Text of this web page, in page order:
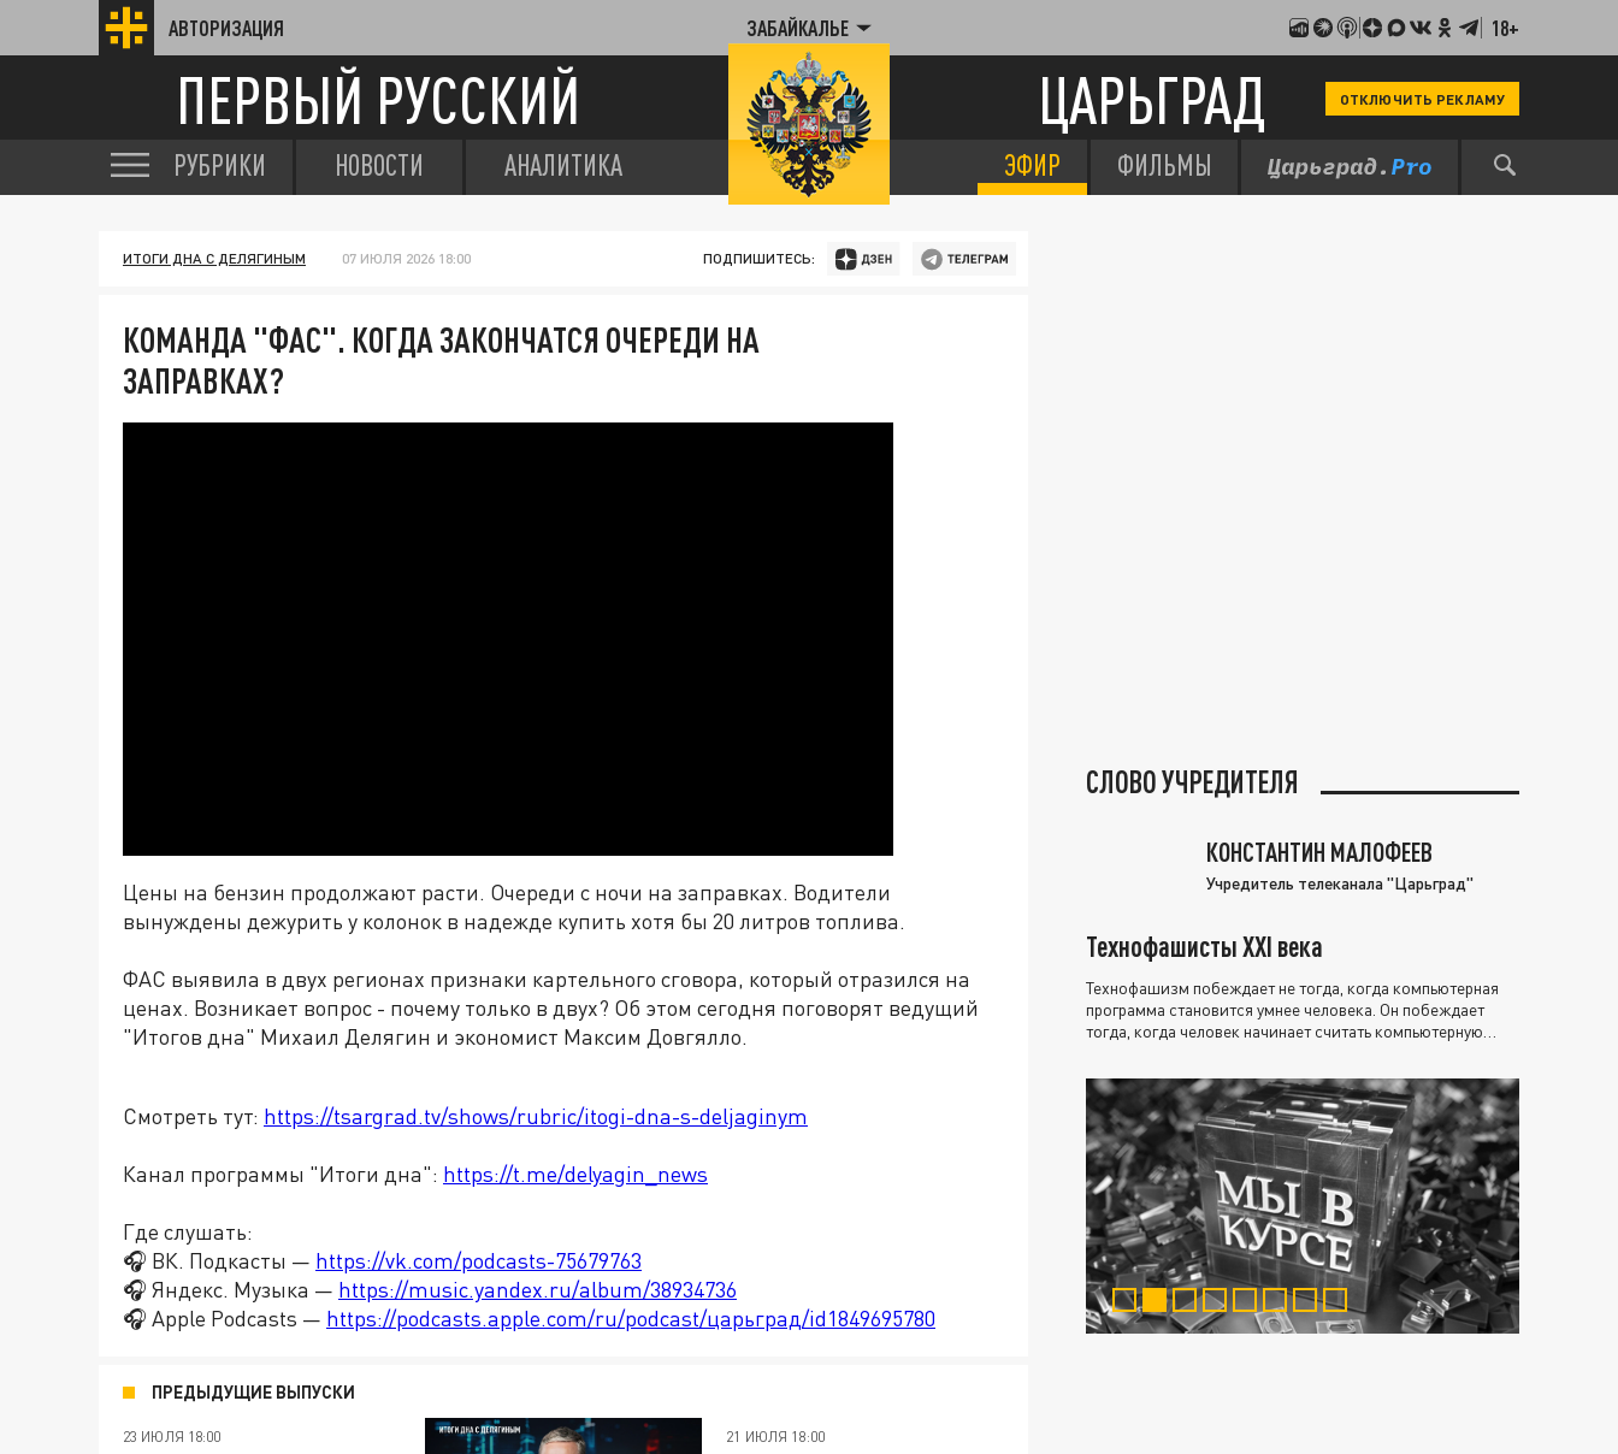
АВТОРИЗАЦИЯ ЗАБАЙКАЛЬЕ 18+
ПЕРВЫЙ РУССКИЙ ЦАРЬГРАД ОТКЛЮЧИТЬ РЕКЛАМУ
РУБРИКИ НОВОСТИ АНАЛИТИКА ЭФИР ФИЛЬМЫ
ИТОГИ ДНА С ДЕЛЯГИНЫМ 07 ИЮЛЯ 2026 18:00 ПОДПИШИТЕСЬ:
КОМАНДА "ФАС". КОГДА ЗАКОНЧАТСЯ ОЧЕРЕДИ НА
ЗАПРАВКАХ?
Цены на бензин продолжают расти. Очереди с ночи на заправках. Водители
вынуждены дежурить у колонок в надежде купить хотя бы 20 литров топлива.
ФАС выявила в двух регионах признаки картельного сговора, который отразился на
ценах. Возникает вопрос - почему только в двух? Об этом сегодня поговорят ведущий
"Итогов дна" Михаил Делягин и экономист Максим Довгялло.
Смотреть тут: https://tsargrad.tv/shows/rubric/itogi-dna-s-deljaginym
Канал программы "Итоги дна": https://t.me/delyagin_news
Где слушать:
🎧 ВК. Подкасты — https://vk.com/podcasts-75679763
🎧 Яндекс. Музыка — https://music.yandex.ru/album/38934736
🎧 Apple Podcasts — https://podcasts.apple.com/ru/podcast/царьград/id1849695780
ПРЕДЫДУЩИЕ ВЫПУСКИ
23 ИЮЛЯ 18:00 21 ИЮЛЯ 18:00
СЛОВО УЧРЕДИТЕЛЯ
КОНСТАНТИН МАЛОФЕЕВ
Учредитель телеканала "Царьград"
Технофашисты XXI века
Технофашизм побеждает не тогда, когда компьютерная
программа становится умнее человека. Он побеждает
тогда, когда человек начинает считать компьютерную